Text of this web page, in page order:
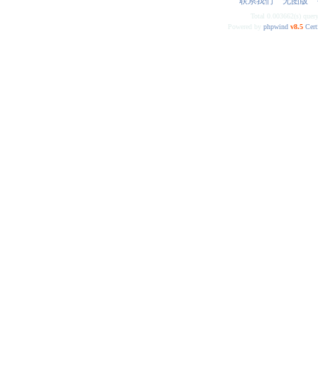
Total 0.003662(s)
Powered byphpwind v8.5